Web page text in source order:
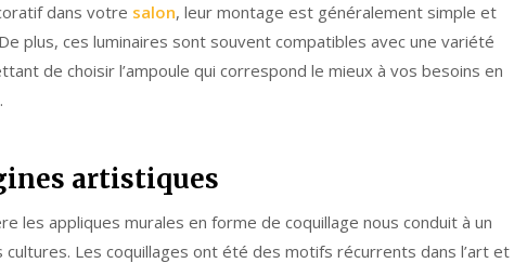
dans votre salon, leur montage est généralement simple et
plus, ces luminaires sont souvent compatibles avec une variété
de choisir l’ampoule qui correspond le mieux à vos besoins en
artistiques
les appliques murales en forme de coquillage nous conduit à un
Les coquillages ont été des motifs récurrents dans l’art et